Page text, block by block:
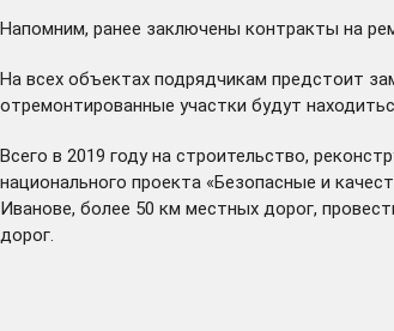
Напомним, ранее заключены контракты на
На всех объектах подрядчикам предстоит
отремонтированные участки будут
Всего в 2019 году на строительство,
национального проекта «Безопасные и
Иванове, более 50 км местных дорог,
дорог.